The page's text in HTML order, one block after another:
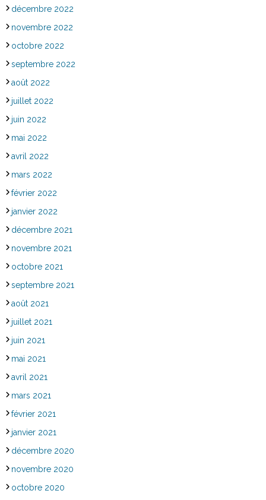
décembre 2022
novembre 2022
octobre 2022
septembre 2022
août 2022
juillet 2022
juin 2022
mai 2022
avril 2022
mars 2022
février 2022
janvier 2022
décembre 2021
novembre 2021
octobre 2021
septembre 2021
août 2021
juillet 2021
juin 2021
mai 2021
avril 2021
mars 2021
février 2021
janvier 2021
décembre 2020
novembre 2020
octobre 2020